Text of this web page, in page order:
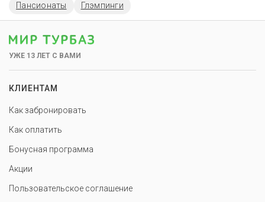
Пансионаты
Глэмпинги
УЖЕ 13 ЛЕТ С ВАМИ
КЛИЕНТАМ
Как забронировать
Как оплатить
Бонусная программа
Акции
Пользовательское соглашение